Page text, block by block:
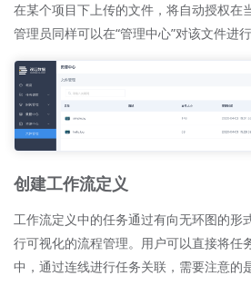
在某个项目下上传的文件，将自动授权在
管理员同样可以在“管理中心”对该文件进行
创建工作流定义
工作流定义中的任务通过有向无环图的形
行可视化的流程管理。用户可以直接将任
中，通过连线进行任务关联，需要注意的